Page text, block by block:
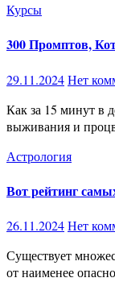
Курсы
300 Промптов,
29.11.2024Нет
Как за 15 минут в день увеличить поток заявок и построить бренд в МЛМ? В эпоху цифровизации искусственный интеллект (ИИ) становится не просто трендом, а необходимостью для
выживания и
Астрология
Вот рейтинг
26.11.2024Нет
Существует множество характеристик, определяющих личность каждого знака зодиака. В этой статье мы представим вам их рейтинг. Насколько опасен ваш знак? Вот рейтинг знаков зодиака
от наименее